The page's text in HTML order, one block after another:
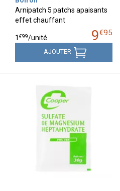
Arnipatch 5 patchs apaisants
effet chauffant
9€95
1 €99/unité
AJOUTER